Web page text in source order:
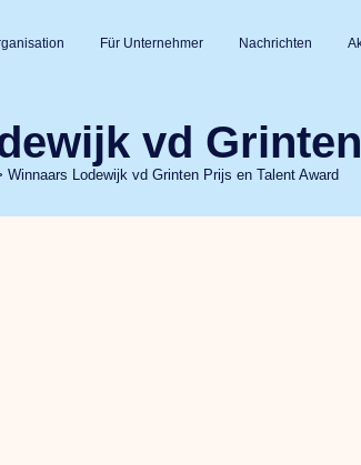
Für Unternehmer Nachrichten
vd
Winnaars Lodewijk vd Grinten Prijs en Talent Award